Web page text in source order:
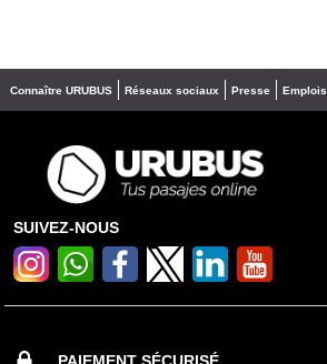
Connaître URUBUS Réseaux sociaux Presse Emplois
SUIVEZ-NOUS